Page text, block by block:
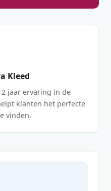
Kleed
jaar ervaring in de
klanten het perfecte
vinden.